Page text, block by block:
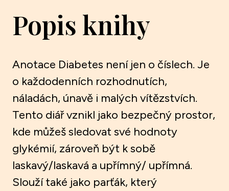
Popis knihy
Anotace Diabetes není jen o číslech. Je
o každodenních rozhodnutích,
náladách, únavě i malých vítězstvích.
Tento diář vznikl jako bezpečný prostor,
kde můžeš sledovat své hodnoty
glykémií, zároveň být k sobě
laskavý/laskavá a upřímný/ upřímná.
Slouží také jako parťák, který